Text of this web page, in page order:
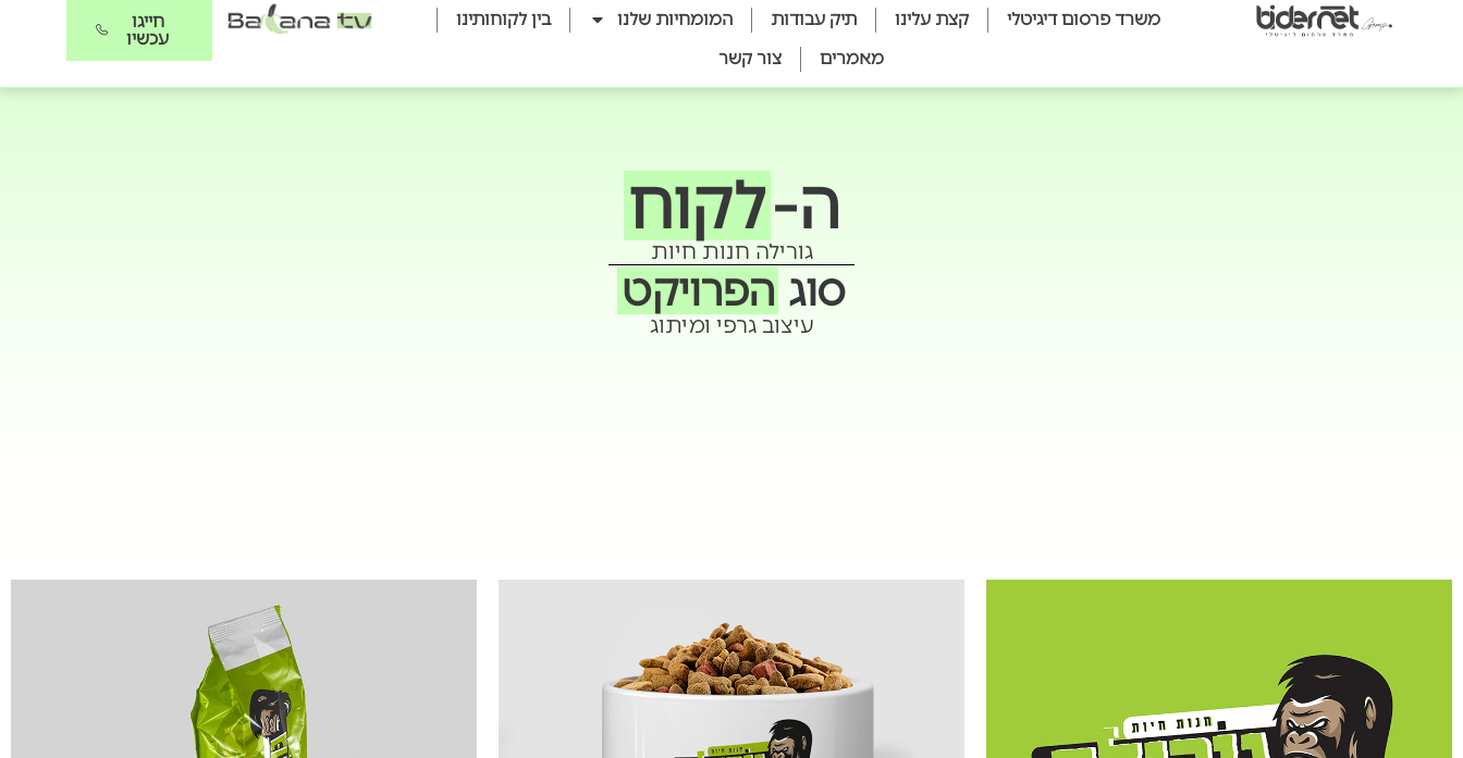
משרד פרסום דיגיטלי קצת עלינו תיק עבודות המומחיות שלנו
בין לקוחותינו
מאמרים
צור קשר
חייגו
עכשיו
ה-לקוח
גורילה חנות חיות
סוג הפרויקט
עיצוב גרפי ומיתוג